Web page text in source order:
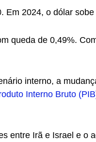
Em 2024, o dólar sobe
queda de 0,49%.
interno, a
Interno Bruto
entre Irã e Israel e o